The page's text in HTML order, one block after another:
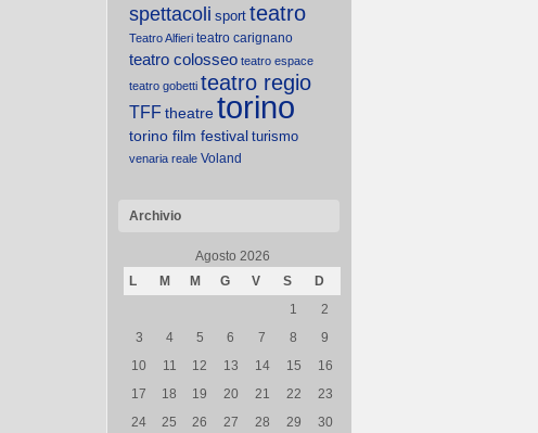
spettacoli sport teatro
Teatro Alfieri teatro carignano
teatro colosseo teatro espace
teatro gobetti teatro regio
TFFtheatretorino
torino film festival turismo
venaria reale Voland
Archivio
Agosto 2026
L
M M G V S
D
1
2
3
4 5 6 7 8
9
10
11 12 13 14 15
16
17
18 19 20 21 22
23
24
25 26 27 28 29
30